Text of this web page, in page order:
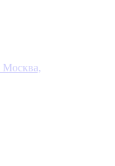
Москва,